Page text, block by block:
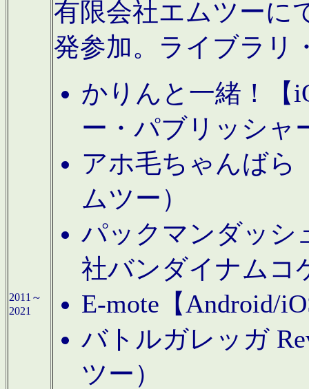
2011～
2021
有限会社エムツーに
発参加。ライブラリ
かりんと一緒！【
ー・パブリッシャ
アホ毛ちゃんばら
ムツー）
パックマンダッシ
社バンダイナムコ
E-mote【Android/
バトルガレッガ
ツー）